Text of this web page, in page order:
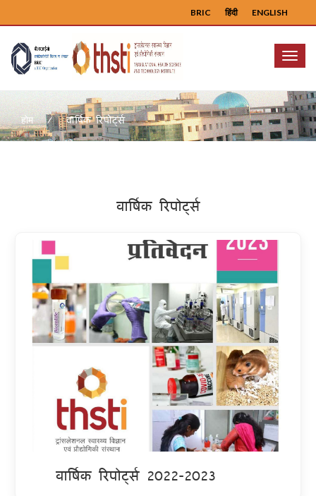
ENGLISH
हिंदी
BRIC
Menu
होम वार्षिक रिपोर्ट्स
वार्षिक रिपोर्ट्स
वार्षिक रिपोर्ट्स 2022-2023